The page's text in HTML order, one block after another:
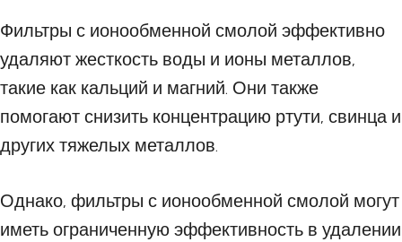
Фильтры с ионообменной смолой эффективно
удаляют жесткость воды и ионы металлов,
такие как кальций и магний. Они также
помогают снизить концентрацию ртути, свинца и
других тяжелых металлов.
Однако, фильтры с ионообменной смолой могут
иметь ограниченную эффективность в удалении